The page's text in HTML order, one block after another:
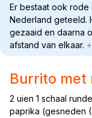
Er bestaat ook rode
Nederland geteeld.
gezaaid en daarna
afstand van elkaar.
Burrito met
2 uien 1 schaal
paprika (gesneden